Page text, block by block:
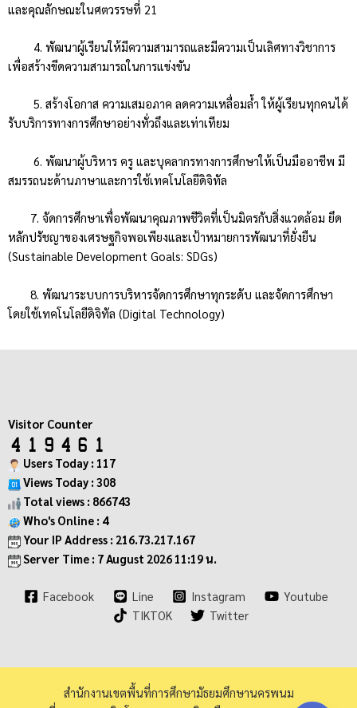
และคุณลักษณะในศตวรรษที่ 21
4. พัฒนาผู้เรียนให้มีความสามารถและมีความเป็นเลิศทางวิชาการ
เพื่อสร้างขีดความสามารถในการแข่งขัน
5. สร้างโอกาส ความเสมอภาค ลดความเหลื่อมล้ำ ให้ผู้เรียนทุกคนได้
รับบริการทางการศึกษาอย่างทั่วถึงและเท่าเทียม
6. พัฒนาผู้บริหาร ครู และบุคลากรทางการศึกษาให้เป็นมืออาชีพ มี
สมรรถนะด้านภาษาและการใช้เทคโนโลยีดิจิทัล
7. จัดการศึกษาเพื่อพัฒนาคุณภาพชีวิตที่เป็นมิตรกับสิ่งแวดล้อม ยึด
หลักปรัชญาของเศรษฐกิจพอเพียงและเป้าหมายการพัฒนาที่ยั่งยืน
(Sustainable Development Goals: SDGs)
8. พัฒนาระบบการบริหารจัดการศึกษาทุกระดับ และจัดการศึกษา
โดยใช้เทคโนโลยีดิจิทัล (Digital Technology)
Visitor Counter
Users Today : 117
Views Today : 308
Total views : 866743
Who's Online : 4
Your IP Address : 216.73.217.167
Server Time : 7 August 2026 11:19 น.
Facebook Line Instagram
Youtube
TIKTOK
Twitter
สำนักงานเขตพื้นที่การศึกษามัธยมศึกษานครพนม